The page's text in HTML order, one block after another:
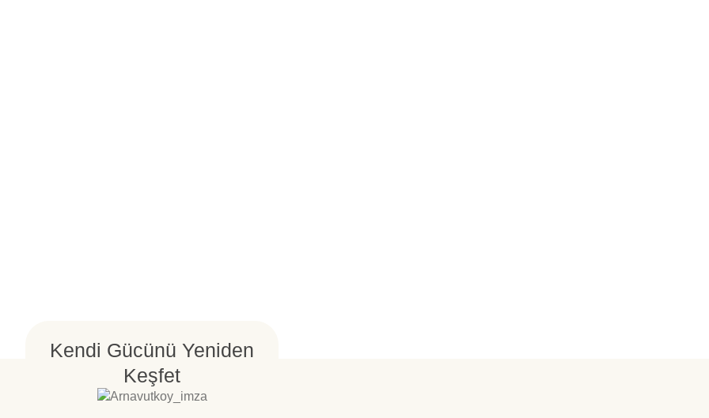
Kendi Gücünü Yeniden
Keşfet